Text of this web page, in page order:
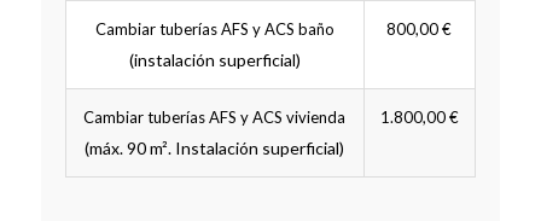
Cambiar tuberías AFS y ACS baño
(instalación superficial)
800,00 €
Cambiar tuberías AFS y ACS vivienda
(máx. 90 m². Instalación superficial)
1.800,00 €